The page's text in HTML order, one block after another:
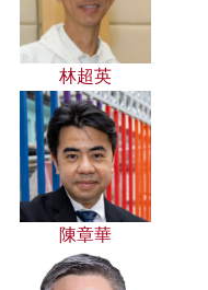
林超英
陳章華